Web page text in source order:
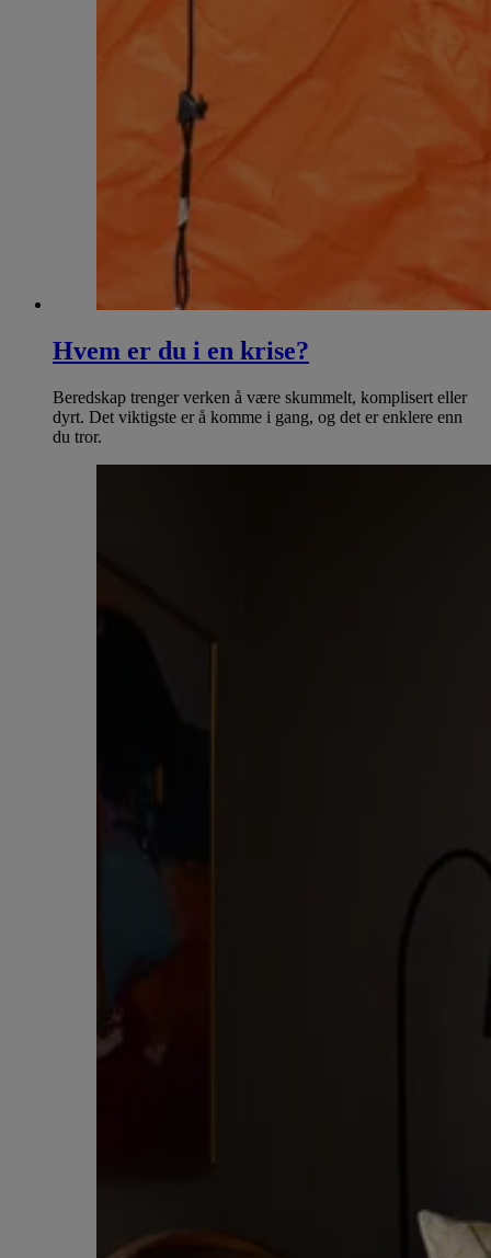
Hvem er du i en krise?
Beredskap trenger verken å være skummelt, komplisert eller
dyrt. Det viktigste er å komme i gang, og det er enklere enn
du tror.